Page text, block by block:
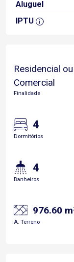
Aluguel
IPTU
Residencial ou
Comercial
Finalidade
4
Dormitórios
4
Banheiros
976.60
A. Terreno